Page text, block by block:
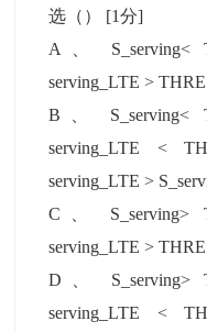
选（） [1分]
A
serving_LTE >
B
serving_LTE <
serving_LTE >
C
serving_LTE >
D
serving_LTE <